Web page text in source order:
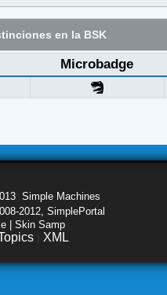
en la BSK
Microbadge
,Simple Machines
2012, SimplePortal
| Skin Samp
XML